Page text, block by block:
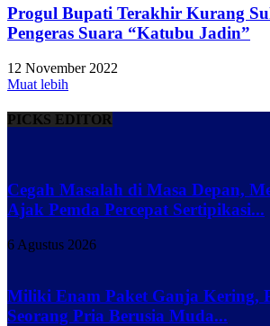
Progul Bupati Terakhir Kurang
Pengeras Suara “Katubu Jadin”
12 November 2022
Muat lebih
PICKS EDITOR
Cegah Masalah di Masa Depan,
Ajak Pemda Percepat Sertipikasi...
6 Agustus 2026
Miliki Enam Paket Ganja Kering,
Seorang Pria Berusia Muda...